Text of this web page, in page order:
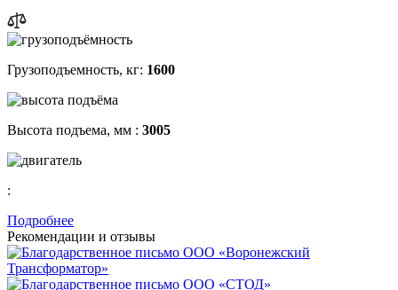
Грузоподъемность, кг: 1600
Высота подъема, мм : 3005
:
Подробнее
Рекомендации и отзывы